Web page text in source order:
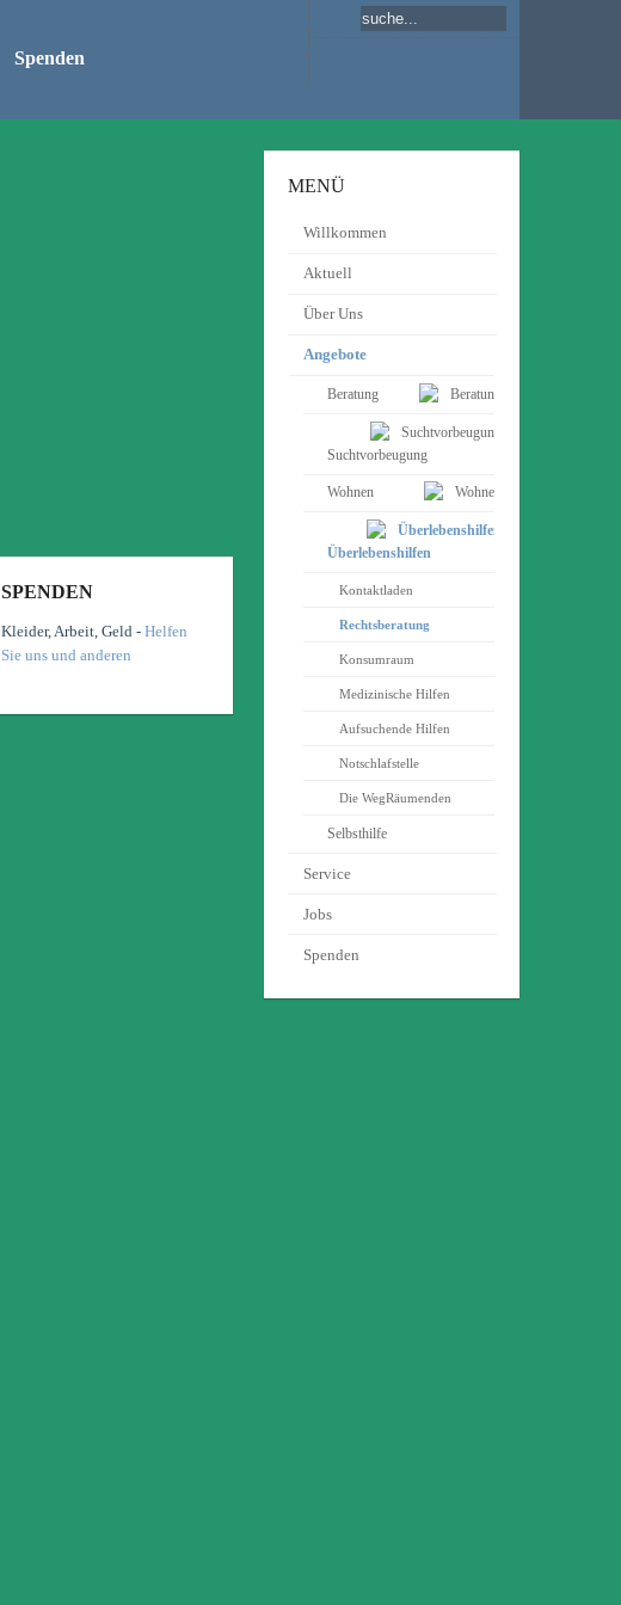
Spenden
MENÜ
Willkommen
Aktuell
Über Uns
Angebote
Beratung
Suchtvorbeugung
Wohnen
Überlebenshilfen
Kontaktladen
Rechtsberatung
Konsumraum
Medizinische Hilfen
Aufsuchende Hilfen
Notschlafstelle
Die WegRäumenden
Selbsthilfe
Service
Jobs
Spenden
SPENDEN
Kleider, Arbeit, Geld - Helfen
Sie uns und anderen